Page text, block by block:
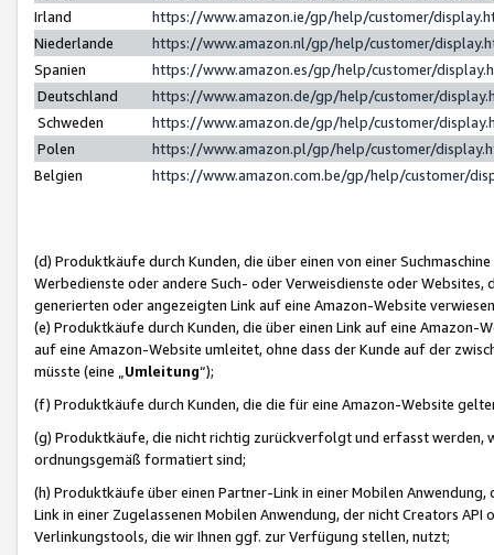
Irland
https://www.amazon.ie/gp/help/customer/
Niederlande
https://www.amazon.nl/gp/help/customer/
Spanien
https://www.amazon.es/gp/help/customer/
Deutschland
https://www.amazon.de/gp/help/customer/
Schweden
https://www.amazon.de/gp/help/customer/
Polen
https://www.amazon.pl/gp/help/customer/
Belgien
https://www.amazon.com.be/gp/help/customer/
(d) Produktkäufe durch Kunden, die über einen von einer
Werbedienste oder andere Such- oder Verweisdienste oder Websites,
generierten oder angezeigten Link auf eine Amazon-Website
(e) Produktkäufe durch Kunden, die über einen Link auf eine
auf eine Amazon-Website umleitet, ohne dass der Kunde auf der
müsste (eine „ Umleitung“);
(f) Produktkäufe durch Kunden, die die für eine Amazon-Website
(g) Produktkäufe, die nicht richtig zurückverfolgt und erfasst werden,
ordnungsgemäß formatiert sind;
(h) Produktkäufe über einen Partner-Link in einer Mobilen
Link in einer Zugelassenen Mobilen Anwendung, der nicht Creators
Verlinkungstools, die wir Ihnen ggf. zur Verfügung stellen, nutzt;